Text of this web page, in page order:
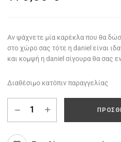
Αν ψάχνετε μία καρέκλα που θα
στο χώρο σας τότε η daniel είναι
και κομψή η daniel σίγουρα θα σας
Διαθέσιμο κατόπιν παραγγελίας